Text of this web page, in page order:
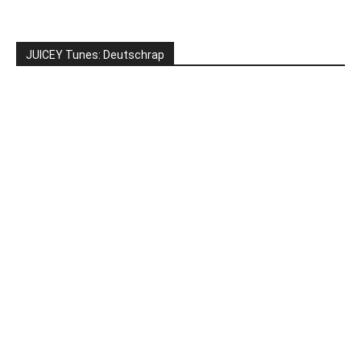
JUICEY Tunes: Deutschrap